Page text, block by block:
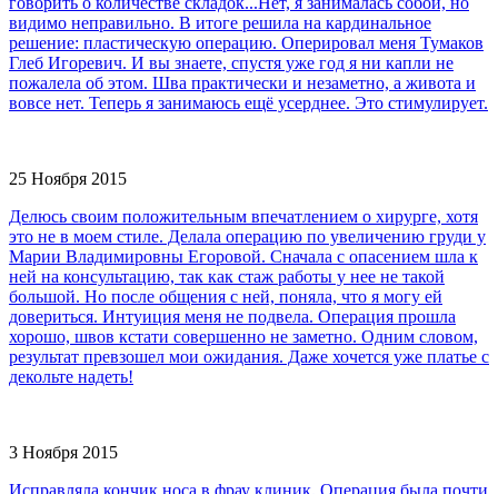
видимо неправильно. В итоге решила на кардинальное
решение: пластическую операцию. Оперировал меня Тумаков
Глеб Игоревич. И вы знаете, спустя уже год я ни капли не
пожалела об этом. Шва практически и незаметно, а живота и
вовсе нет. Теперь я занимаюсь ещё усерднее. Это стимулирует.
25 Ноября 2015
Делюсь своим положительным впечатлением о хирурге, хотя
это не в моем стиле. Делала операцию по увеличению груди у
Марии Владимировны Егоровой. Сначала с опасением шла к
ней на консультацию, так как стаж работы у нее не такой
большой. Но после общения с ней, поняла, что я могу ей
довериться. Интуиция меня не подвела. Операция прошла
хорошо, швов кстати совершенно не заметно. Одним словом,
результат превзошел мои ожидания. Даже хочется уже платье с
декольте надеть!
3 Ноября 2015
Исправляла кончик носа в фрау клиник. Операция была почти